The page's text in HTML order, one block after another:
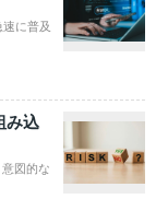
に普及
み込
図的な